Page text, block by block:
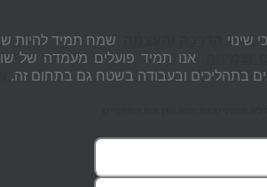
שינוי
שמח תמיד להיות
אנו תמיד פועלים מעמדה של
בתהליכים ובעבודה בשטח גם בתחום זה.